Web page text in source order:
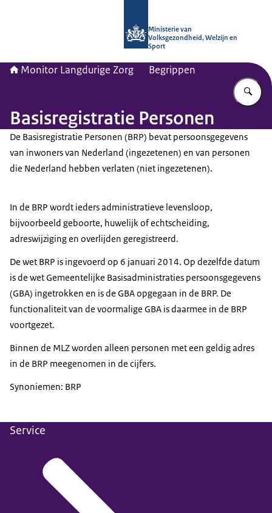
Ministerie van
Volksgezondheid, Welzijn en
Sport
Monitor Langdurige Zorg Begrippen
Basisregistratie Personen
De Basisregistratie Personen (BRP) bevat persoonsgegevens
van inwoners van Nederland (ingezetenen) en van personen
die Nederland hebben verlaten (niet ingezetenen).
In de BRP wordt ieders administratieve levensloop,
bijvoorbeeld geboorte, huwelijk of echtscheiding,
adreswijziging en overlijden geregistreerd.
De wet BRP is ingevoerd op 6 januari 2014. Op dezelfde datum
is de wet Gemeentelijke Basisadministraties persoonsgegevens
(GBA) ingetrokken en is de GBA opgegaan in de BRP. De
functionaliteit van de voormalige GBA is daarmee in de BRP
voortgezet.
Binnen de MLZ worden alleen personen met een geldig adres
in de BRP meegenomen in de cijfers.
Synoniemen: BRP
Service